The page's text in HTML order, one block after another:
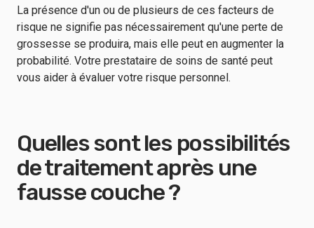
La présence d'un ou de plusieurs de ces facteurs de
risque ne signifie pas nécessairement qu'une perte de
grossesse se produira, mais elle peut en augmenter la
probabilité. Votre prestataire de soins de santé peut
vous aider à évaluer votre risque personnel.
Quelles sont les possibilités
de traitement après une
fausse couche ?